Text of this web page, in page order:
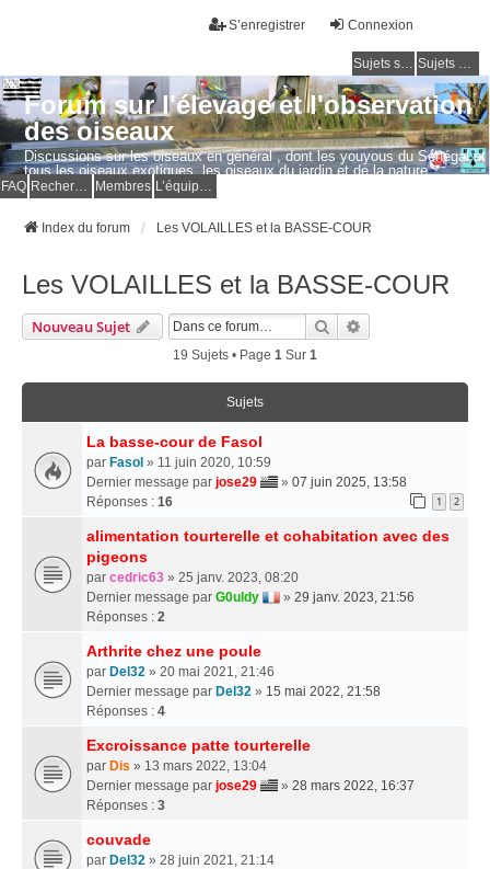
Connexion
S’enregistrer
Sujets sans réponse Sujets actifs
Forum sur l'élevage et l'observation
des oiseaux
Discussions sur les oiseaux en général , dont les youyous du Sénégal et
tous les oiseaux exotiques, les oiseaux du jardin et de la nature.
Questions, photos, expériences.
FAQ Membres
Index du forum Les VOLAILLES et la BASSE-COUR
Les VOLAILLES et la BASSE-COUR
Nouveau Sujet Rechercher
19 Sujets • Page 1 Sur 1
Sujets
La basse-cour de Fasol
par Fasol » 11 juin 2020, 10:59
Dernier message par jose29 » 07 juin 2025, 13:58
Réponses : 16 1 2
alimentation tourterelle et cohabitation avec des
pigeons
par cedric63 » 25 janv. 2023, 08:20
Dernier message par G0uldy » 29 janv. 2023, 21:56
Réponses : 2
Arthrite chez une poule
par Del32 » 20 mai 2021, 21:46
Dernier message par Del32 » 15 mai 2022, 21:58
Réponses : 4
Excroissance patte tourterelle
par Dis » 13 mars 2022, 13:04
Dernier message par jose29 » 28 mars 2022, 16:37
Réponses : 3
couvade
par Del32 » 28 juin 2021, 21:14